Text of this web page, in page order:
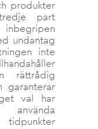
produkter
part
inbegripen
undantag
inte
rättrådig
garanterar
val har
tidpunkter